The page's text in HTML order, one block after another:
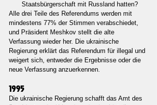
Staatsbürgerschaft mit Russland hatten?
Alle drei Teile des Referendums werden mit
mindestens 77% der Stimmen verabschiedet,
und Präsident Meshkov stellt die alte
Verfassung wieder her. Die ukrainische
Regierung erklärt das Referendum für illegal und
weigert sich, entweder die Ergebnisse oder die
neue Verfassung anzuerkennen.
1995
Die ukrainische Regierung schafft das Amt des